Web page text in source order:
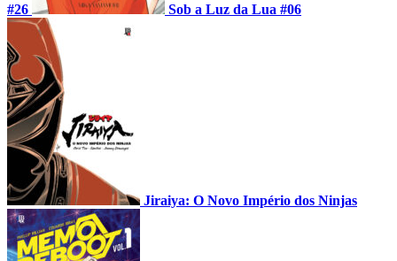
#26 Sob a Luz da Lua #06
Jiraiya: O Novo Império dos Ninjas